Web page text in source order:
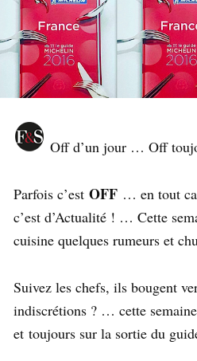
Off d’un jour … Off
Parfois c’est OFF … en tout
c’est d’Actualité ! … Cette
cuisine quelques rumeurs et
Suivez les chefs, ils bougent
indiscrétions ? … cette
et toujours sur la sortie du